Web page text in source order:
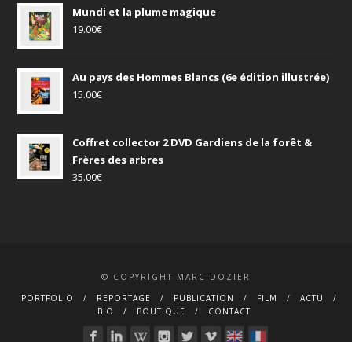
Mundi et la plume magique
19.00€
Au pays des Hommes Blancs (6e édition illustrée)
15.00€
Coffret collector 2 DVD Gardiens de la forêt &
Frères des arbres
35.00€
© COPYRIGHT MARC DOZIER
PORTFOLIO
REPORTAGE PUBLICATION FILM
ACTU
BIO
BOUTIQUE CONTACT